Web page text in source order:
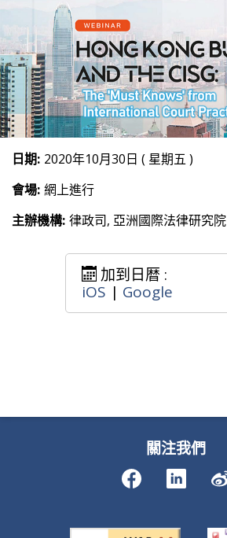
日期: 2020年10月30日 ( 星期五 )
會場: 網上進行
主辦機構: 律政司, 亞洲國際法律研究院
加到日暦 :
iOS | Google
關注我們